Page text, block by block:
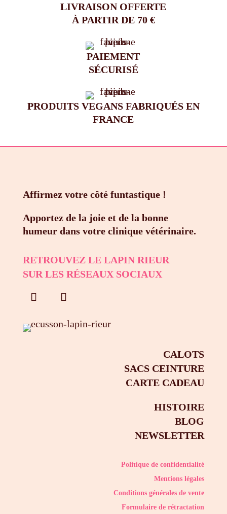
LIVRAISON OFFERTE
À PARTIR DE 70 €
PAIEMENT
SÉCURISÉ
PRODUITS VEGANS FABRIQUÉS EN
FRANCE
Affirmez votre côté funtastique !
Apportez de la joie et de la bonne
humeur dans votre clinique vétérinaire.
RETROUVEZ LE LAPIN RIEUR
SUR LES RÉSEAUX SOCIAUX
CALOTS
SACS CEINTURE
CARTE CADEAU
HISTOIRE
BLOG
NEWSLETTER
Politique de confidentialité
Mentions légales
Conditions générales de vente
Formulaire de rétractation